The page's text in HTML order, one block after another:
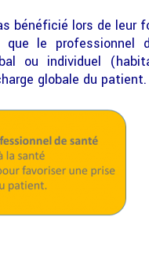
bénéficié lors de leur
que le
ou individuel
globale du patient.